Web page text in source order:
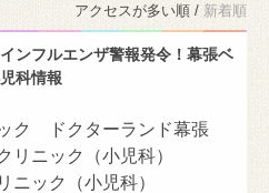
アクセスが多い順 / 新着順
インフルエンザ警報発令！幕張ベ
科情報
ク ドクターランド幕張
リニック（小児科）
ニック（小児科）